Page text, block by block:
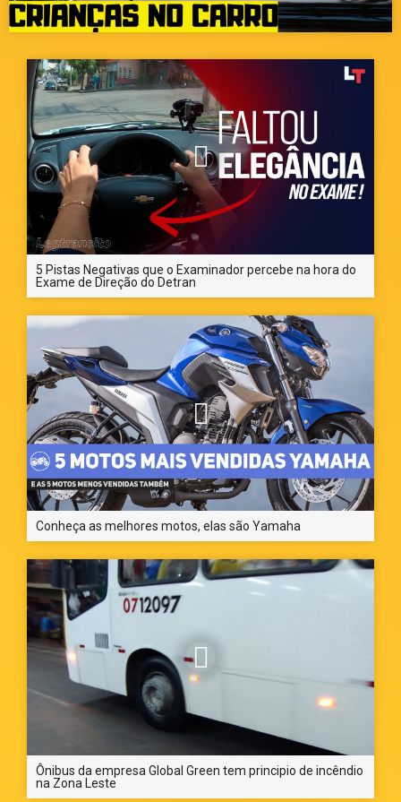
5 Pistas Negativas que o Examinador percebe na hora do
Exame de Direção do Detran
Conheça as melhores motos, elas são Yamaha
Ônibus da empresa Global Green tem principio de incêndio
na Zona Leste